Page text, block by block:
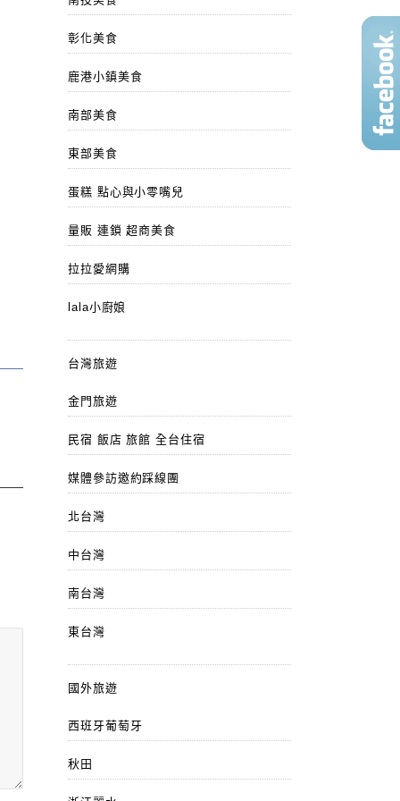
彰化美食
鹿港小鎮美食
南部美食
東部美食
蛋糕 點心與小零嘴兒
量販 連鎖 超商美食
拉拉愛網購
lala小廚娘
台灣旅遊
金門旅遊
民宿 飯店 旅館 全台住宿
媒體參訪邀約踩線團
北台灣
中台灣
南台灣
東台灣
國外旅遊
西班牙葡萄牙
秋田